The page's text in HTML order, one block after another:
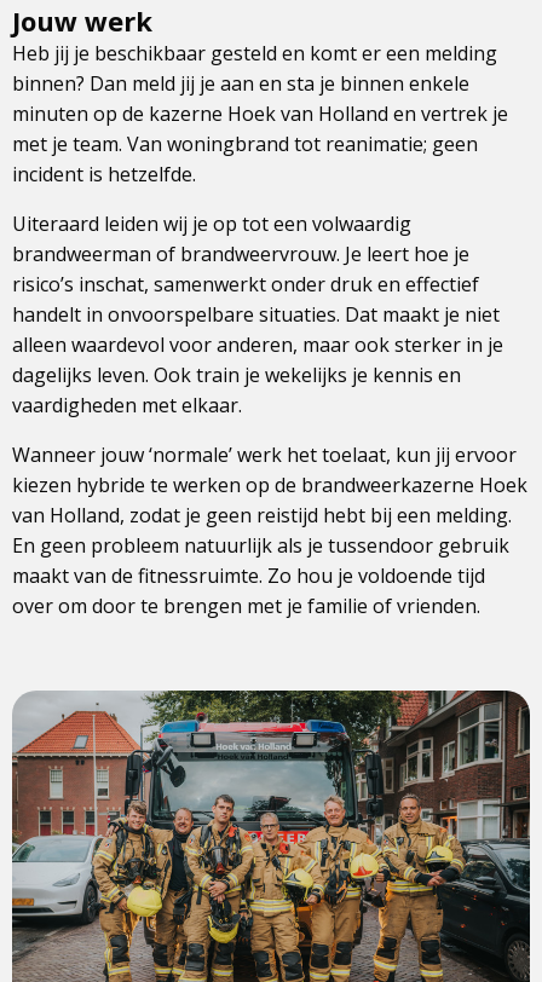
Jouw werk
Heb jij je beschikbaar gesteld en komt er een melding
binnen? Dan meld jij je aan en sta je binnen enkele
minuten op de kazerne Hoek van Holland en vertrek je
met je team. Van woningbrand tot reanimatie; geen
incident is hetzelfde.
Uiteraard leiden wij je op tot een volwaardig
brandweerman of brandweervrouw. Je leert hoe je
risico’s inschat, samenwerkt onder druk en effectief
handelt in onvoorspelbare situaties. Dat maakt je niet
alleen waardevol voor anderen, maar ook sterker in je
dagelijks leven. Ook train je wekelijks je kennis en
vaardigheden met elkaar.
Wanneer jouw ‘normale’ werk het toelaat, kun jij ervoor
kiezen hybride te werken op de brandweerkazerne Hoek
van Holland, zodat je geen reistijd hebt bij een melding.
En geen probleem natuurlijk als je tussendoor gebruik
maakt van de fitnessruimte. Zo hou je voldoende tijd
over om door te brengen met je familie of vrienden.